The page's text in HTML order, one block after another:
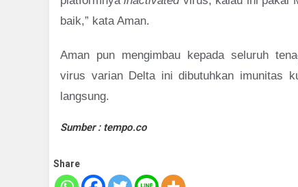
baik,” kata Aman.
Aman pun mengimbau kepada seluruh
virus varian Delta ini dibutuhkan imunitas
langsung.
Sumber : tempo.co
Share